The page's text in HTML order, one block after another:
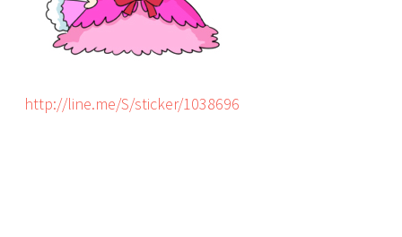
http://line.me/S/sticker/1038696